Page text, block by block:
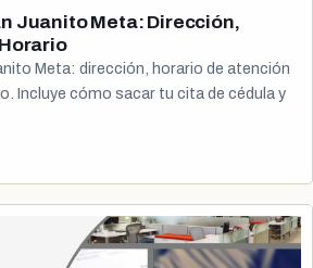
Juanito Meta: Dirección,
Meta: dirección, horario de atención
Incluye cómo sacar tu cita de cédula y